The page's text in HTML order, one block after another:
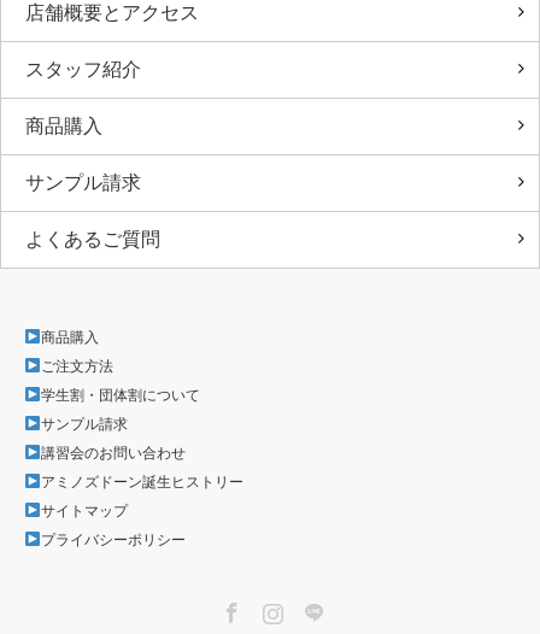
店舗概要とアクセス
スタッフ紹介
商品購入
サンプル請求
よくあるご質問
商品購入
ご注文方法
学生割・団体割について
サンプル請求
講習会のお問い合わせ
アミノズドーン誕生ヒストリー
サイトマップ
プライバシーポリシー